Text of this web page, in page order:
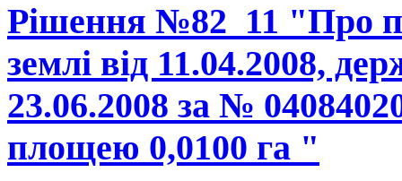
Рішення №82_11 "Про
землі від 11.04.2008,
23.06.2008 за №
площею 0,0100 га "